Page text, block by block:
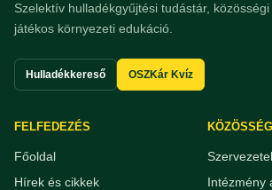
Szelektív hulladékgyűjtési tudástár,
játékos környezeti edukáció.
Hulladékkereső OSZKár Kvíz
FELFEDEZÉS
Főoldal
Hírek és cikkek
KÖZÖSSÉG
Intézmény